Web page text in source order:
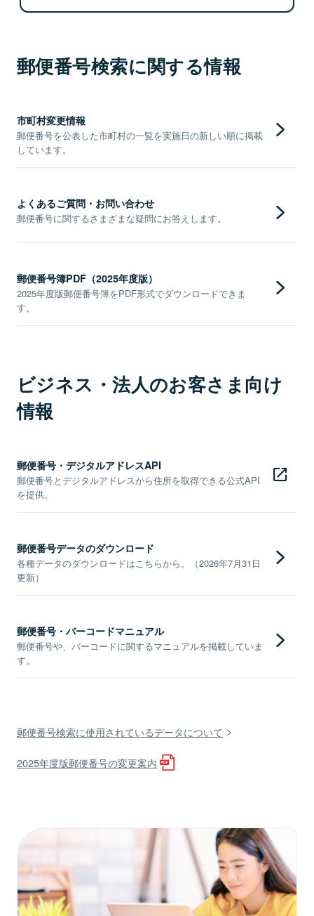
郵便番号検索に関する情報
市町村変更情報
郵便番号を公表した市町村の一覧を実施日の新しい順に掲載
しています。
よくあるご質問・お問い合わせ
郵便番号に関するさまざまな疑問にお答えします。
郵便番号簿PDF（2025年度版）
2025年度版郵便番号簿をPDF形式でダウンロードできま
す。
ビジネス・法人のお客さま向け
情報
郵便番号・デジタルアドレスAPI
郵便番号とデジタルアドレスから住所を取得できる公式API
を提供。
郵便番号データのダウンロード
各種データのダウンロードはこちらから。（2026年7月31日
更新）
郵便番号・バーコードマニュアル
郵便番号や、バーコードに関するマニュアルを掲載していま
す。
郵便番号検索に使用されているデータについて
2025年度版郵便番号の変更案内